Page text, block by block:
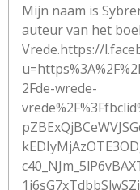
Mijn naam is
auteur van het
Vrede.https://
2Fde-wrede-